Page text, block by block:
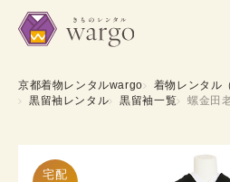
京都着物レンタルwargo
着物レンタル
黒留袖レンタル
黒留袖一覧 螺金田
宅配